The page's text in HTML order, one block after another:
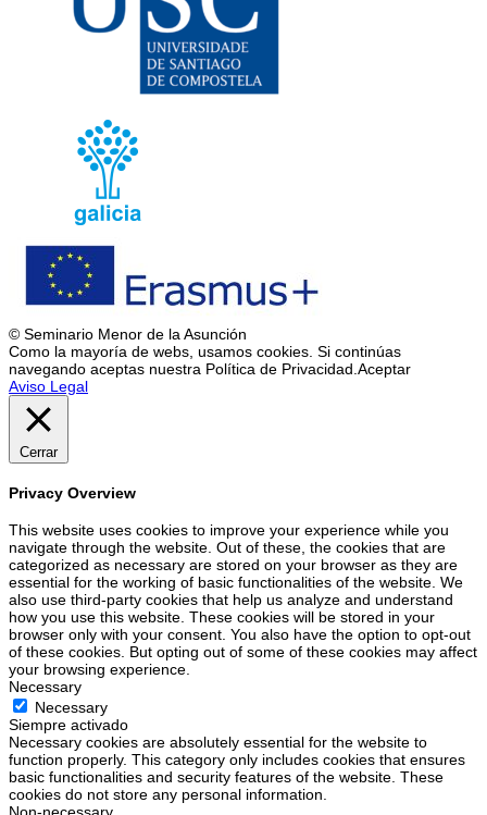
© Seminario Menor de la Asunción
Como la mayoría de webs, usamos cookies. Si continúas
navegando aceptas nuestra Política de Privacidad. Aceptar
Aviso Legal
Cerrar
Privacy Overview
This website uses cookies to improve your experience while you
navigate through the website. Out of these, the cookies that are
categorized as necessary are stored on your browser as they are
essential for the working of basic functionalities of the website. We
also use third-party cookies that help us analyze and understand
how you use this website. These cookies will be stored in your
browser only with your consent. You also have the option to opt-out
of these cookies. But opting out of some of these cookies may affect
your browsing experience.
Necessary
Necessary
Siempre activado
Necessary cookies are absolutely essential for the website to
function properly. This category only includes cookies that ensures
basic functionalities and security features of the website. These
cookies do not store any personal information.